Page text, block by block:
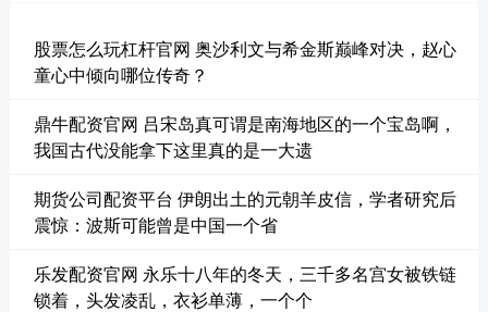
股票怎么玩杠杆官网 奥沙利文与希金斯巅峰对决，赵心
童心中倾向哪位传奇？
鼎牛配资官网 吕宋岛真可谓是南海地区的一个宝岛啊，
我国古代没能拿下这里真的是一大遗
期货公司配资平台 伊朗出土的元朝羊皮信，学者研究后
震惊：波斯可能曾是中国一个省
乐发配资官网 永乐十八年的冬天，三千多名宫女被铁链
锁着，头发凌乱，衣衫单薄，一个个